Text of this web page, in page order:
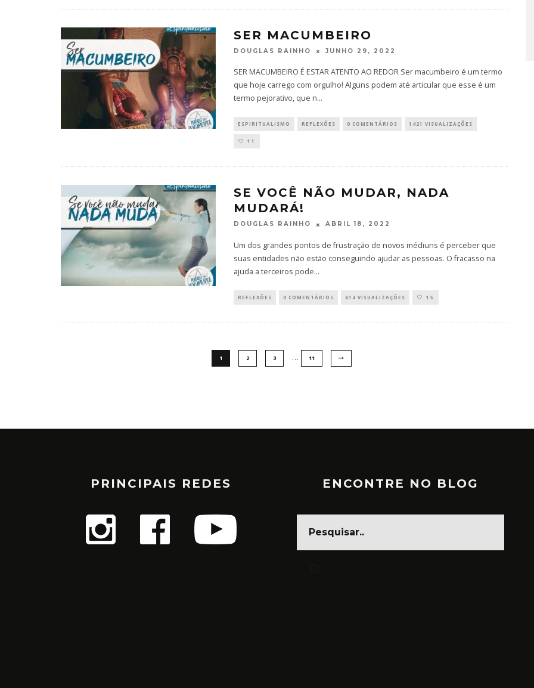
SER MACUMBEIRO
DOUGLAS RAINHO JUNHO 29, 2022
SER MACUMBEIRO É ESTAR ATENTO AO REDOR Ser macumbeiro é um termo
que hoje carrego com orgulho! Alguns podem até articular que esse é um
termo pejorativo, que n...
ESPIRITUALISMO REFLEXÕES 0 COMENTÁRIOS 1421 VISUALIZAÇÕES
11
SE VOCÊ NÃO MUDAR, NADA
MUDARÁ!
DOUGLAS RAINHO ABRIL 18, 2022
Um dos grandes pontos de frustração de novos médiuns é perceber que
suas entidades não estão conseguindo ajudar as pessoas. O fracasso na
ajuda a terceiros pode...
REFLEXÕES 0 COMENTÁRIOS 614 VISUALIZAÇÕES 15
1 2 3 … 11
PRINCIPAIS REDES ENCONTRE NO BLOG
CARNAVAL, FESTA DA CARA